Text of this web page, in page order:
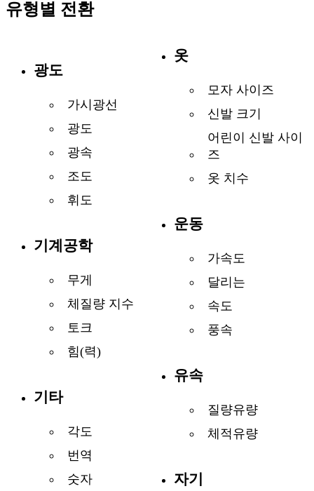
유형별 전환
광도
가시광선
광도
광속
조도
휘도
기계공학
무게
체질량 지수
토크
힘(력)
기타
각도
번역
숫자
옷
모자 사이즈
신발 크기
어린이 신발 사이
즈
옷 치수
운동
가속도
달리는
속도
풍속
유속
질량유량
체적유량
자기